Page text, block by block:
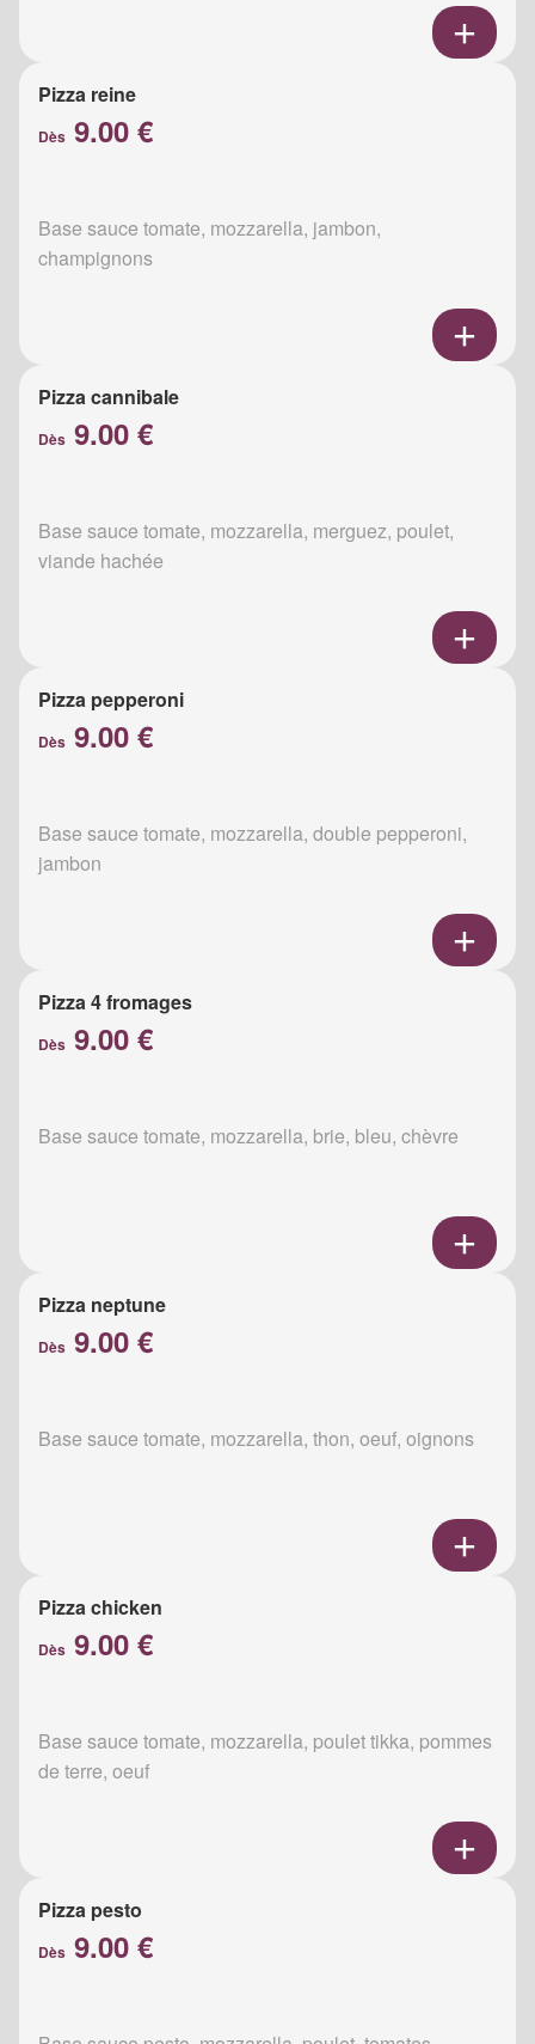
Pizza reine
Dès 9.00 €
Base sauce tomate, mozzarella, jambon,
champignons
Pizza cannibale
Dès 9.00 €
Base sauce tomate, mozzarella, merguez, poulet,
viande hachée
Pizza pepperoni
Dès 9.00 €
Base sauce tomate, mozzarella, double pepperoni,
jambon
Pizza 4 fromages
Dès 9.00 €
Base sauce tomate, mozzarella, brie, bleu, chèvre
Pizza neptune
Dès 9.00 €
Base sauce tomate, mozzarella, thon, oeuf, oignons
Pizza chicken
Dès 9.00 €
Base sauce tomate, mozzarella, poulet tikka, pommes
de terre, oeuf
Pizza pesto
Dès 9.00 €